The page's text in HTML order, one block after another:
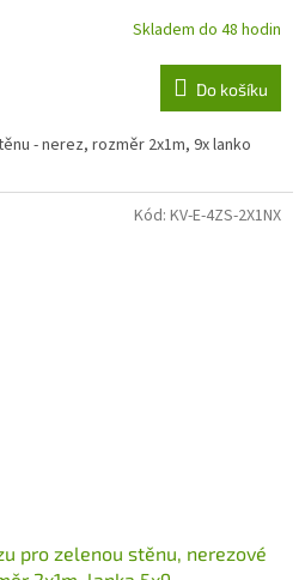
Skladem do 48 hodin
Do košíku
- nerez, rozměr 2x1m, 9x lanko
pro zelenou stěnu, nerezové
Kód: KV-E-4ZS-2X1NX